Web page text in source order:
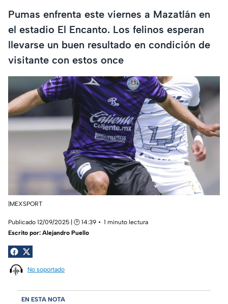
Pumas enfrenta este viernes a Mazatlán en
el estadio El Encanto. Los felinos esperan
llevarse un buen resultado en condición de
visitante con estos once
|MEXSPORT
Publicado 12/09/2025 | 🕑 14:39
1 minuto lectura
Escrito por: Alejandro Puello
No soportado
EN ESTA NOTA